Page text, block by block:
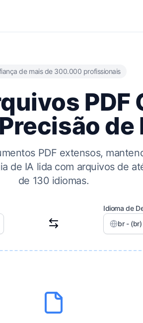
de mais de 300.000 profissionais
PDF
de
PDF extensos,
de IA lida com arquivos de
de 130 idiomas.
Idioma de
br - (br)